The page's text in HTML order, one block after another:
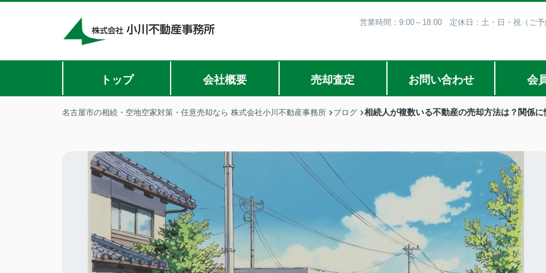
営業時間：9:00～18:00 定休日：土・日・祝（ご
トップ 会社概要 売却査定 お問い合わせ 会
名古屋市の相続・空地空家対策・任意売却なら 株式会社小川不動産事務所 ブログ 相続人が複数いる不動産の売却方法は？関係